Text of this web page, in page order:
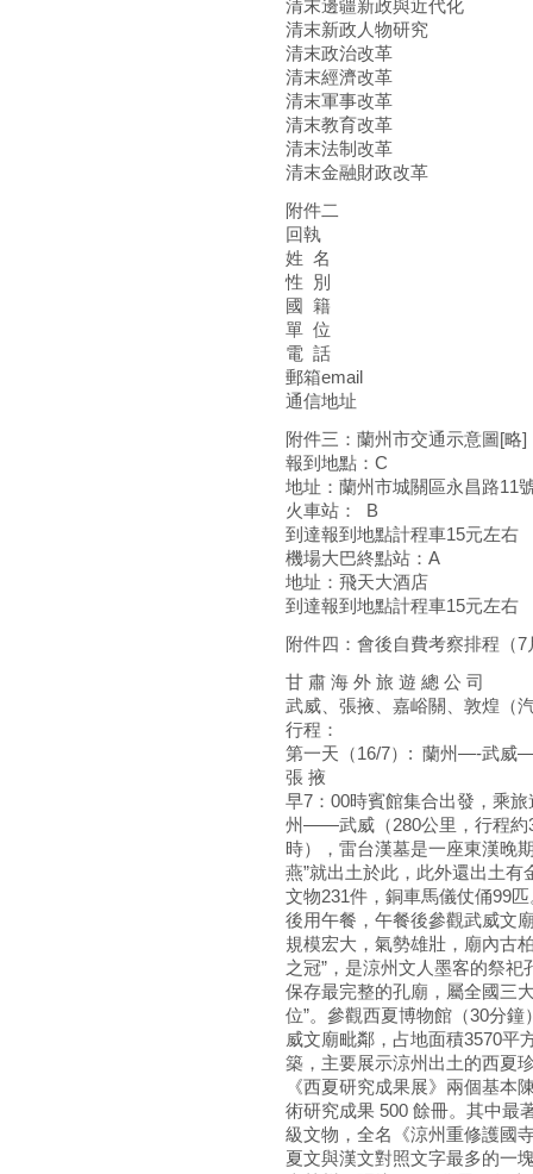
清末邊疆新政與近代化
清末新政人物研究
清末政治改革
清末經濟改革
清末軍事改革
清末教育改革
清末法制改革
清末金融財政改革
附件二
回執
姓 名
性 別
國 籍
單 位
電 話
郵箱email
通信地址
附件三：蘭州市交通示意圖[略]
報到地點：C
地址：蘭州市城關區永昌路11
火車站： B
到達報到地點計程車15元左右
機場大巴終點站：A
地址：飛天大酒店
到達報到地點計程車15元左右
附件四：會後自費考察排程（7
甘 肅 海 外 旅 遊 總 公 司
武威、張掖、嘉峪關、敦煌（
行程：
第一天（16/7）: 蘭州
張 掖
早7：00時賓館集合出發，乘
州——武威（280公里，行程約
時），雷台漢墓是一座東漢晚
燕”就出土於此，此外還出土
文物231件，銅車馬儀仗俑99
後用午餐，午餐後參觀武威文
規模宏大，氣勢雄壯，廟內古
之冠”，是涼州文人墨客的祭
保存最完整的孔廟，屬全國三
位”。參觀西夏博物館（30分
威文廟毗鄰，占地面積3570平
築，主要展示涼州出土的西夏
《西夏研究成果展》兩個基本
術研究成果 500 餘冊。其中最
級文物，全名《涼州重修護國
夏文與漢文對照文字最多的一